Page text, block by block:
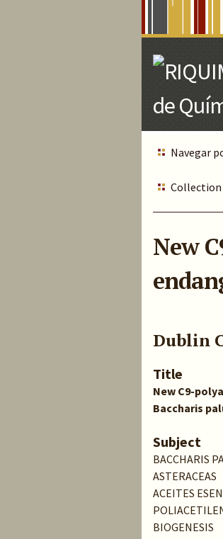
Navegar
Collection
New
Dublin
Title
New C9-
Baccharis
Subject
BACCHARIS
ASTERACEAS
ACEITES
BIOGENESIS